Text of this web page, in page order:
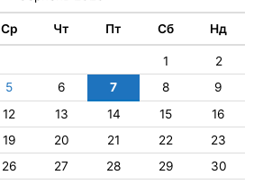
Ср Чт Пт Сб Нд
1
2
5 6 7 8
9
12 13 14 15
16
19 20 21 22
23
26 27 28 29
30